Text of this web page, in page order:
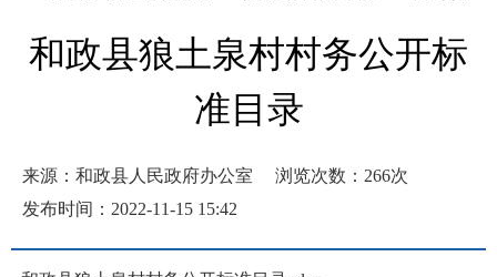
和政县狼土泉村村务公开标
准目录
来源：和政县人民政府办公室 浏览次数： 266次
发布时间：2022-11-15 15:42